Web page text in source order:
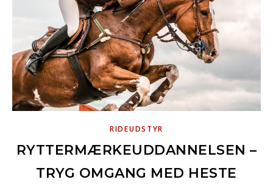
RIDEUDSTYR
RYTTERMÆRKEUDDANNELSEN –
TRYG OMGANG MED HESTE